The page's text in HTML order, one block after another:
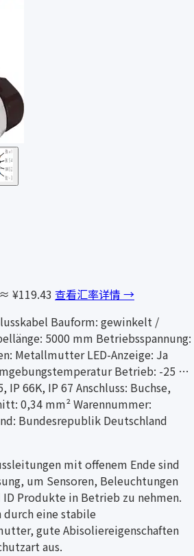
≈ ¥119.43 查看汇率详情 →
Bauform: gewinkelt /
5000 mm Betriebsspannung:
Metallmutter LED-Anzeige: Ja
Betrieb: -25 …
IP 66K, IP 67 Anschluss: Buchse,
0,34 mm² Warennummer:
Bundesrepublik Deutschland
mit offenem Ende sind
um Sensoren, Beleuchtungen
Produkte in Betrieb zu nehmen.
durch eine stabile
gute Abisoliereigenschaften
aus.